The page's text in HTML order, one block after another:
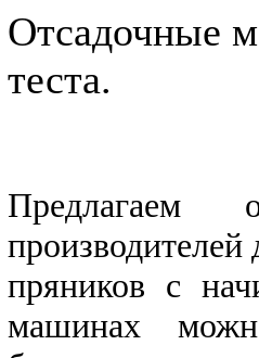
Отсадочные
теста.
Предлагаем
производителей
пряников с
машинах